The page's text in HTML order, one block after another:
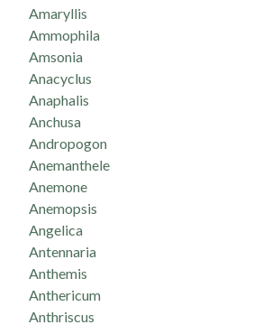
Amaryllis
Ammophila
Amsonia
Anacyclus
Anaphalis
Anchusa
Andropogon
Anemanthele
Anemone
Anemopsis
Angelica
Antennaria
Anthemis
Anthericum
Anthriscus